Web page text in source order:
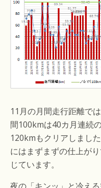
11月の月間走行距離で
間100kmは40カ月連続
120kmもクリアしまし
にはまずまずの仕上が
じています。